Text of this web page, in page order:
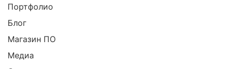
Портфолио
Блог
Магазин ПО
Медиа